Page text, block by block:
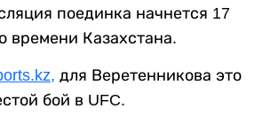
поединка начнется 17
времени Казахстана.
для Веретенникова это
бой в UFC.